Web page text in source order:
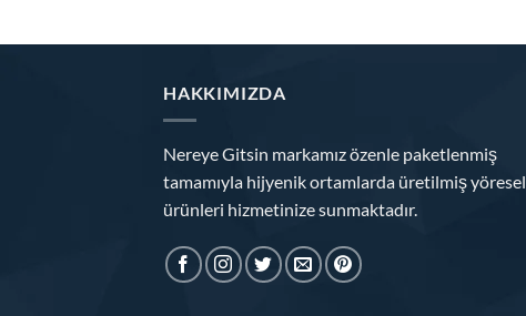
HAKKIMIZDA
Nereye Gitsin markamız özenle paketlenmiş
tamamıyla hijyenik ortamlarda üretilmiş yöresel
ürünleri hizmetinize sunmaktadır.